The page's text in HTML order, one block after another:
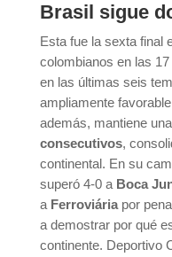
Brasil sigue
Esta fue la sexta final
colombianos en las
en las últimas seis
ampliamente
además, mantiene
consecutivos,
continental. En su
superó 4-0 a Boca
a Ferroviáriapor
a demostrar por qué
continente. Deportivo